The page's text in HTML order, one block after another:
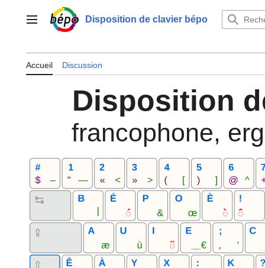
contenuMenu principalDisposition de clavier bépo
Accueil Discussion
Disposition
francophone,